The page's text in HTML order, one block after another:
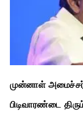
முன்னாள் அமைச்சர்
பிடிவாரண்டை